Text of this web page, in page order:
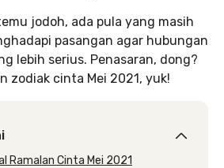
jodoh, ada pula yang masih
pasangan agar hubungan
lebih serius. Penasaran, dong?
zodiak cinta Mei 2021, yuk!
Ramalan Cinta Mei 2021